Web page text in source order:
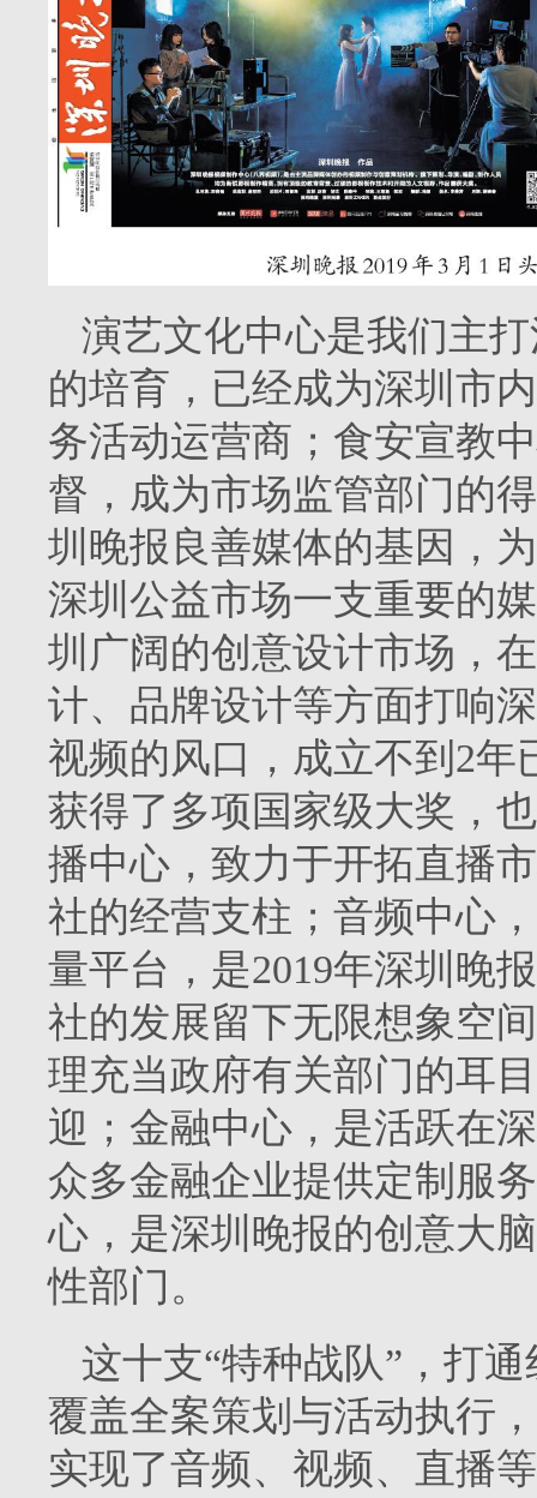
演艺文化中心是我们主
的培育，已经成为深圳市
务活动运营商；食安宣教
督，成为市场监管部门的
圳晚报良善媒体的基因，
深圳公益市场一支重要的
圳广阔的创意设计市场，
计、品牌设计等方面打响
视频的风口，成立不到2
获得了多项国家级大奖，
播中心，致力于开拓直播
社的经营支柱；音频中心
量平台，是2019年深圳晚
社的发展留下无限想象空
理充当政府有关部门的耳
迎；金融中心，是活跃在
众多金融企业提供定制服
心，是深圳晚报的创意大
性部门。
这十支“特种战队”，打
覆盖全案策划与活动执行
实现了音频、视频、直播